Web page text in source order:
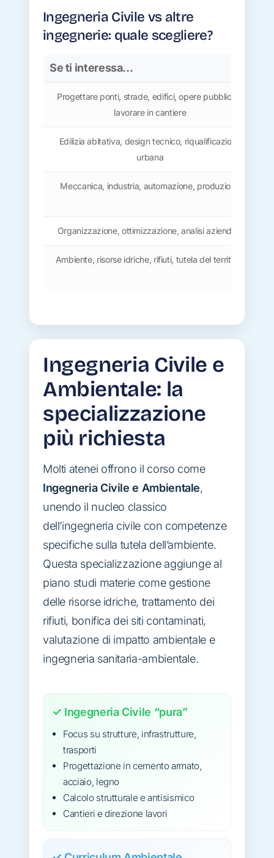
Ingegneria Civile vs altre
ingegnerie: quale scegliere?
Se ti interessa…
Progettare ponti, strade, edifici, opere pubbliche,
lavorare in cantiere
Edilizia abitativa, design tecnico, riqualificazione
urbana
Meccanica, industria, automazione, produzione
Organizzazione, ottimizzazione, analisi aziendale
Ambiente, risorse idriche, rifiuti, tutela del territorio
Ingegneria Civile e
Ambientale: la
specializzazione
più richiesta
Molti atenei offrono il corso come
Ingegneria Civile e Ambientale,
unendo il nucleo classico
dell’ingegneria civile con competenze
specifiche sulla tutela dell’ambiente.
Questa specializzazione aggiunge al
piano studi materie come gestione
delle risorse idriche, trattamento dei
rifiuti, bonifica dei siti contaminati,
valutazione di impatto ambientale e
ingegneria sanitaria-ambientale.
✓ Ingegneria Civile “pura”
Focus su strutture, infrastrutture,
trasporti
Progettazione in cemento armato,
acciaio, legno
Calcolo strutturale e antisismico
Cantieri e direzione lavori